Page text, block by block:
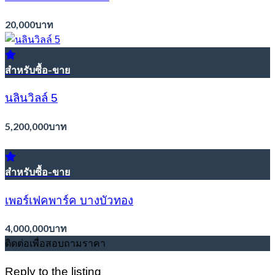
20,000บาท
สำหรับซื้อ-ขาย
นลินวิลล์ 5
5,200,000บาท
สำหรับซื้อ-ขาย
เพอร์เฟคพาร์ค บางบัวทอง